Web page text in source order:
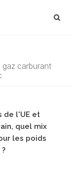
gaz carburant
de l'UE et
quel mix
les poids